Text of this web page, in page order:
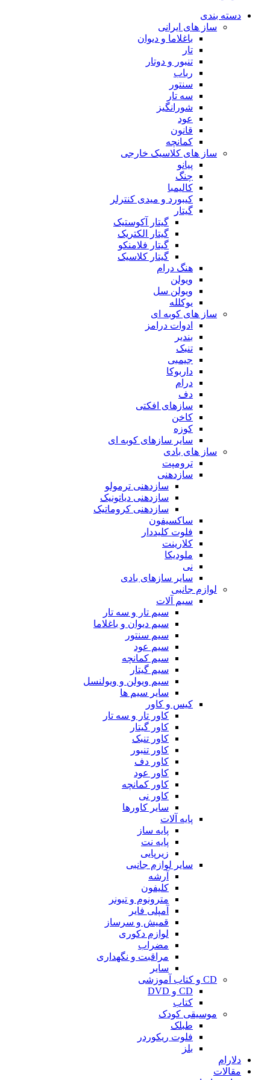
دسته بندی
ساز های ایرانی
باغلاما و دیوان
تار
تنبور و دوتار
رباب
سنتور
سه تار
شورانگیز
عود
قانون
کمانچه
ساز های کلاسیک خارجی
پیانو
چنگ
کالیمبا
کیبورد و میدی کنترلر
گیتار
گیتار آکوستیک
گیتار الکتریک
گیتار فلامنکو
گیتار کلاسیک
هنگ درام
ویولن
ویولن سل
یوکلله
ساز های کوبه ای
ادوات درامز
بندیر
تنبک
جیمبی
داربوکا
درام
دف
سازهای افکتی
کاخن
کوزه
سایر سازهای کوبه ای
ساز های بادی
ترومپت
سازدهنی
سازدهنی ترمولو
سازدهنی دیاتونیک
سازدهنی کروماتیک
ساکسیفون
فلوت کلیددار
کلارینت
ملودیکا
نی
سایر سازهای بادی
لوازم جانبی
سیم آلات
سیم تار و سه تار
سیم دیوان و باغلاما
سیم سنتور
سیم عود
سیم کمانچه
سیم گیتار
سیم ویولن و ویولنسل
سایر سیم ها
کیس و کاور
کاور تار و سه تار
کاور گیتار
کاور تنبک
کاور تنبور
کاور دف
کاور عود
کاور کمانچه
کاور نی
سایر کاورها
پایه آلات
پایه ساز
پایه نت
زیرپایی
سایر لوازم جانبی
آرشه
کلیفون
مترونوم و تیونر
آمپلی فایر
قمیش و سرساز
لوازم دکوری
مضراب
مراقبت و نگهداری
سایر
CD و کتاب آموزشی
CD و DVD
کتاب
موسیقی کودک
طبلک
فلوت ریکوردر
بلز
دلارام
مقالات